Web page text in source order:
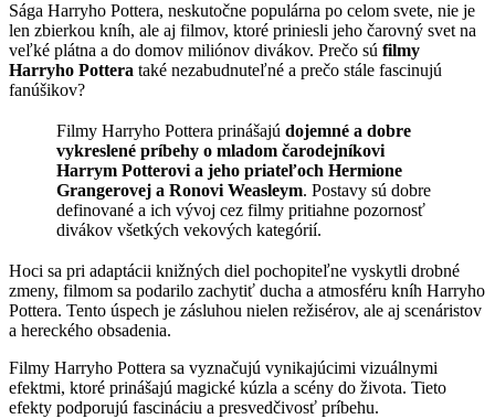
Sága Harryho Pottera, neskutočne populárna po celom svete, nie je
len zbierkou kníh, ale aj filmov, ktoré priniesli jeho čarovný svet na
veľké plátna a do domov miliónov divákov. Prečo sú filmy
Harryho Pottera také nezabudnuteľné a prečo stále fascinujú
fanúšikov?
Filmy Harryho Pottera prinášajú dojemné a dobre
vykreslené príbehy o mladom čarodejníkovi
Harrym Potterovi a jeho priateľoch Hermione
Grangerovej a Ronovi Weasleym. Postavy sú dobre
definované a ich vývoj cez filmy pritiahne pozornosť
divákov všetkých vekových kategórií.
Hoci sa pri adaptácii knižných diel pochopiteľne vyskytli drobné
zmeny, filmom sa podarilo zachytiť ducha a atmosféru kníh Harryho
Pottera. Tento úspech je zásluhou nielen režisérov, ale aj scenáristov
a hereckého obsadenia.
Filmy Harryho Pottera sa vyznačujú vynikajúcimi vizuálnymi
efektmi, ktoré prinášajú magické kúzla a scény do života. Tieto
efekty podporujú fascináciu a presvedčivosť príbehu.